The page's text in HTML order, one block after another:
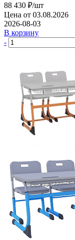
88 430 ₽/шт
Цена от 03.08.2026
2026-08-03
В корзину
-